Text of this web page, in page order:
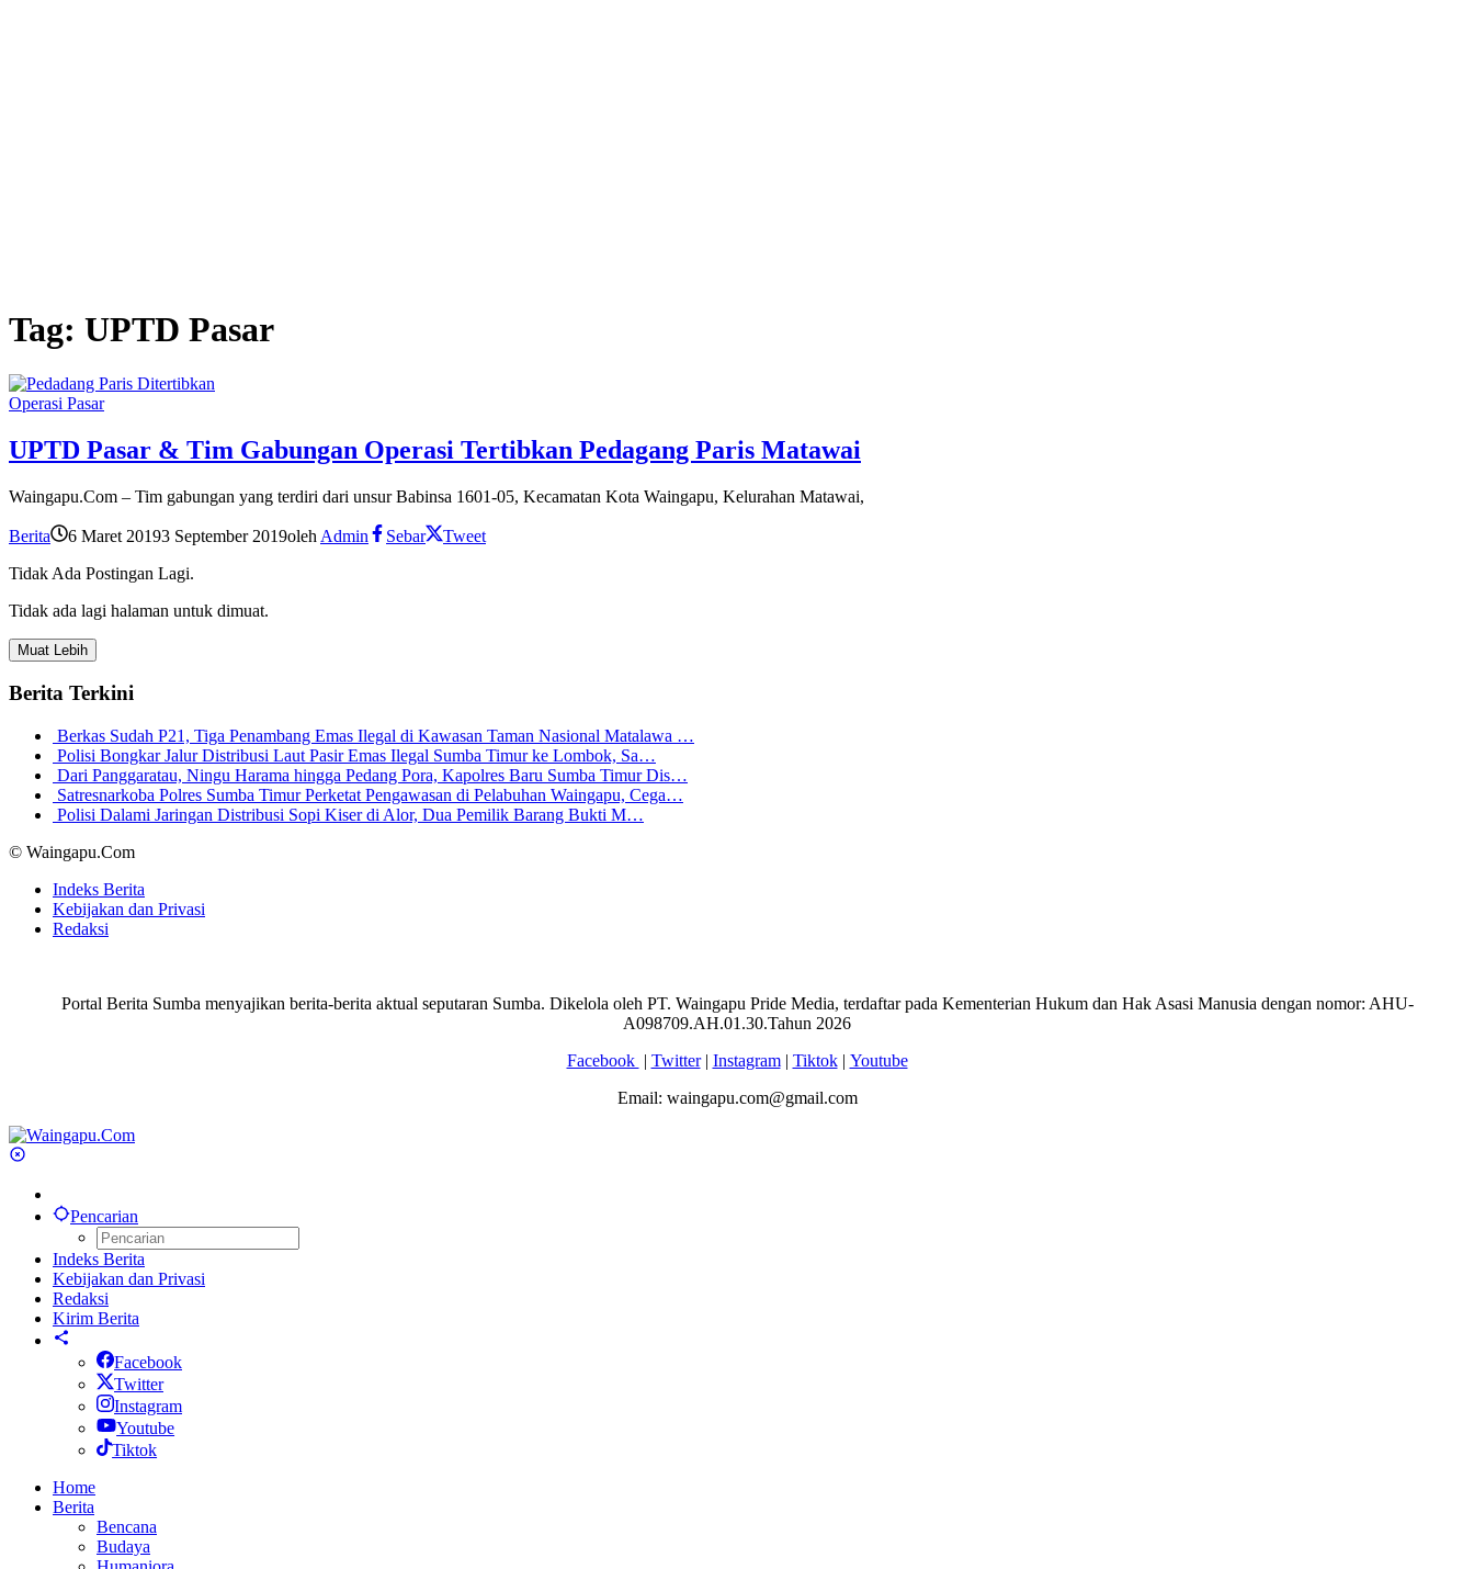
Tag: UPTD Pasar
Operasi Pasar
UPTD Pasar & Tim Gabungan Operasi Tertibkan Pedagang Paris Matawai
Waingapu.Com – Tim gabungan yang terdiri dari unsur Babinsa 1601-05, Kecamatan Kota Waingapu, Kelurahan Matawai,
Berita 6 Maret 20193 September 2019oleh Admin Sebar
Tweet
Tidak Ada Postingan Lagi.
Tidak ada lagi halaman untuk dimuat.
Muat Lebih
Berita Terkini
Berkas Sudah P21, Tiga Penambang Emas Ilegal di Kawasan Taman Nasional Matalawa …
Polisi Bongkar Jalur Distribusi Laut Pasir Emas Ilegal Sumba Timur ke Lombok, Sa…
Dari Panggaratau, Ningu Harama hingga Pedang Pora, Kapolres Baru Sumba Timur Dis…
Satresnarkoba Polres Sumba Timur Perketat Pengawasan di Pelabuhan Waingapu, Cega…
Polisi Dalami Jaringan Distribusi Sopi Kiser di Alor, Dua Pemilik Barang Bukti M…
© Waingapu.Com
Indeks Berita
Kebijakan dan Privasi
Redaksi
Portal Berita Sumba menyajikan berita-berita aktual seputaran Sumba. Dikelola oleh PT. Waingapu Pride Media, terdaftar pada Kementerian Hukum dan Hak Asasi Manusia dengan nomor: AHU-
A098709.AH.01.30.Tahun 2026
Facebook | Twitter| Instagram| Tiktok| Youtube
Email: waingapu.com@gmail.com
Pencarian
Indeks Berita
Kebijakan dan Privasi
Redaksi
Kirim Berita
Facebook
Twitter
Instagram
Youtube
Tiktok
Home
Berita
Bencana
Budaya